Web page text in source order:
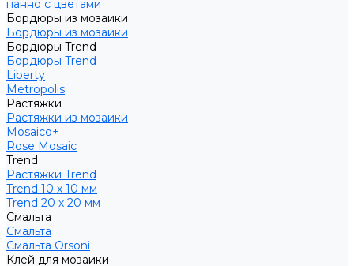
панно с цветами
Бордюры из мозаики
Бордюры из мозаики
Бордюры Trend
Бордюры Trend
Liberty
Metropolis
Растяжки
Растяжки из мозаики
Mosaico+
Rose Mosaic
Trend
Растяжки Trend
Trend 10 х 10 мм
Trend 20 х 20 мм
Смальта
Смальта
Смальта Orsoni
Клей для мозаики